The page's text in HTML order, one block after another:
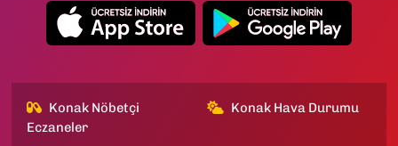
Konak Nöbetçi
Eczaneler
Konak Hava Durumu